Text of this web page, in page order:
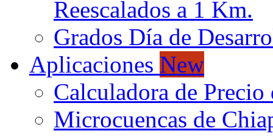
Reescalados a 1 Km.
Grados Día de
Aplicaciones New
Calculadora de
Microcuencas de